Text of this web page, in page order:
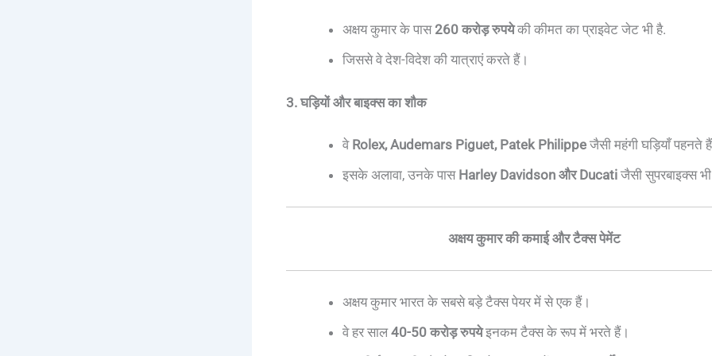
अक्षय कुमार के पास 260 करोड़ रुपयेकी कीमत का प्राइवेट जेट भी है.
जिससे वे देश-विदेश की यात्राएं करते हैं।
3. घड़ियों और बाइक्स का शौक
वे Rolex, Audemars Piguet, Patek Philippeजैसी महंगी घड़ियाँ पहनते
इसके अलावा, उनके पास Harley Davidson और Ducatiजैसी सुपरबाइक्स
अक्षय कुमार की कमाई और टैक्स पेमेंट
अक्षय कुमार भारत के सबसे बड़े टैक्स पेयर में से एक हैं।
वे हर साल40-50 करोड़ रुपयेइनकम टैक्स के रूप में भरते हैं।